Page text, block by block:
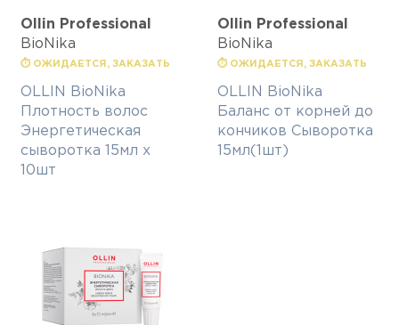
Ollin Professional
BioNika
⏱ ОЖИДАЕТСЯ, ЗАКАЗАТЬ
OLLIN BioNika
Плотность волос
Энергетическая
сыворотка 15мл х
10шт
Ollin Professional
BioNika
⏱ ОЖИДАЕТСЯ, ЗАКАЗАТЬ
OLLIN BioNika
Баланс от корней до
кончиков Сыворотка
15мл(1шт)